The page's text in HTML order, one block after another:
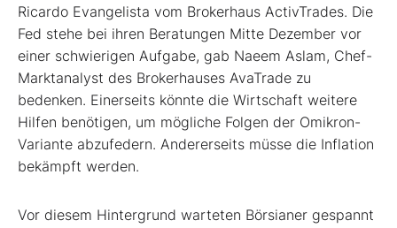
Ricardo Evangelista vom Brokerhaus ActivTrades. Die
Fed stehe bei ihren Beratungen Mitte Dezember vor
einer schwierigen Aufgabe, gab Naeem Aslam, Chef-
Marktanalyst des Brokerhauses AvaTrade zu
bedenken. Einerseits könnte die Wirtschaft weitere
Hilfen benötigen, um mögliche Folgen der Omikron-
Variante abzufedern. Andererseits müsse die Inflation
bekämpft werden.
Vor diesem Hintergrund warteten Börsianer gespannt